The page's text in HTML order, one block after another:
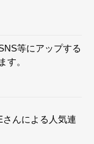
等にアップする
す。
んによる人気連